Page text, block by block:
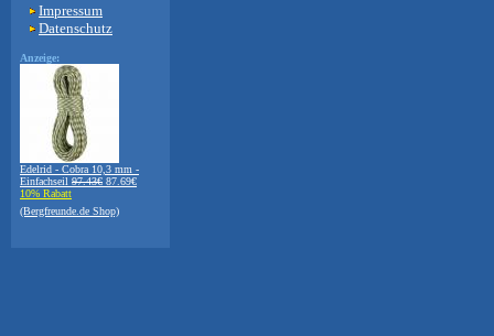
Impressum
Datenschutz
Anzeige:
Edelrid - Cobra 10,3 mm -
Einfachseil 97.43€ 87.69€
10% Rabatt
(Bergfreunde.de Shop)